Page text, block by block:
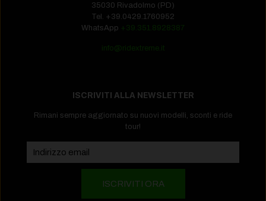
35030 Rivadolmo (PD)
Tel. +39.0429.1760952‬
WhatsApp +39.351.8928387
info@ridextreme.it
ISCRIVITI ALLA NEWSLETTER
Rimani sempre aggiornato su nuovi modelli, sconti e ride
tour!